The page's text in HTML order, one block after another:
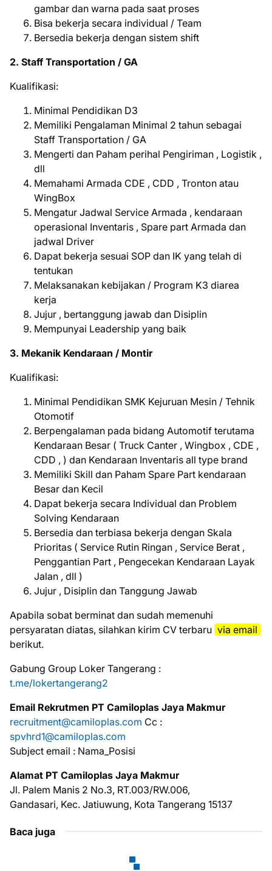
gambar dan warna pada saat proses
Bisa bekerja secara individual / Team
Bersedia bekerja dengan sistem shift
2. Staff Transportation / GA
Kualifikasi:
Minimal Pendidikan D3
Memiliki Pengalaman Minimal 2 tahun sebagai
Staff Transportation / GA
Mengerti dan Paham perihal Pengiriman , Logistik ,
dll
Memahami Armada CDE , CDD , Tronton atau
WingBox
Mengatur Jadwal Service Armada , kendaraan
operasional Inventaris , Spare part Armada dan
jadwal Driver
Dapat bekerja sesuai SOP dan IK yang telah di
tentukan
Melaksanakan kebijakan / Program K3 diarea
kerja
Jujur , bertanggung jawab dan Disiplin
Mempunyai Leadership yang baik
3. Mekanik Kendaraan / Montir
Kualifikasi:
Minimal Pendidikan SMK Kejuruan Mesin / Tehnik
Otomotif
Berpengalaman pada bidang Automotif terutama
Kendaraan Besar ( Truck Canter , Wingbox , CDE ,
CDD , ) dan Kendaraan Inventaris all type brand
Memiliki Skill dan Paham Spare Part kendaraan
Besar dan Kecil
Dapat bekerja secara Individual dan Problem
Solving Kendaraan
Bersedia dan terbiasa bekerja dengan Skala
Prioritas ( Service Rutin Ringan , Service Berat ,
Penggantian Part , Pengecekan Kendaraan Layak
Jalan , dll )
Jujur , Disiplin dan Tanggung Jawab
Aраbіlа ѕоbаt bеrmіnаt dаn ѕudаh mеmеnuhі
реrѕуаrаtаn dіаtаѕ, ѕіlаhkаn kіrіm CV tеrbаru via email
bеrіkut.
Gabung Group Loker Tangerang :
t.me/lokertangerang2
Email Rekrutmen PT Camiloplas Jaya Makmur
recruitment@camiloplas.com Cc :
spvhrd1@camiloplas.com
Subject email : Nama_Posisi
Alamat PT Camiloplas Jaya Makmur
Jl. Palem Manis 2 No.3, RT.003/RW.006,
Gandasari, Kec. Jatiuwung, Kota Tangerang 15137
Baca juga